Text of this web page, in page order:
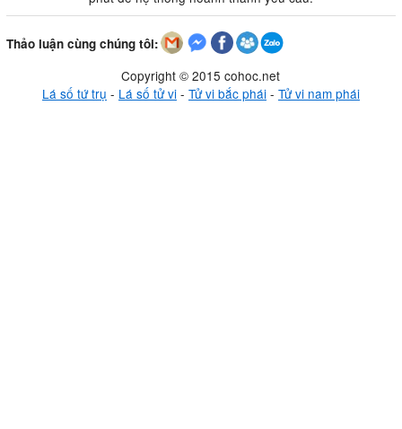
Thảo luận cùng chúng tôi:
Copyright © 2015 cohoc.net
Lá số tứ trụ - Lá số tử vi- Tử vi bắc phái- Tử vi nam phái